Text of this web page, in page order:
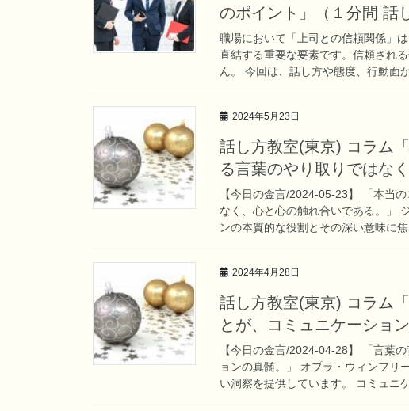
のポイント」（１分間 話
職場において「上司との信頼関係」
直結する重要な要素です。信頼され
ん。 今回は、話し方や態度、行動
2024年5月23日
話し方教室(東京) コラム
る言葉のやり取りではな
【今日の金言/2024-05-23】 「本当
なく、心と心の触れ合いである。」
ンの本質的な役割とその深い意味に
2024年4月28日
話し方教室(東京) コラム
とが、コミュニケーション
【今日の金言/2024-04-28】 「言葉
ョンの真髄。」 オプラ・ウィンフリ
い洞察を提供しています。 コミュニ